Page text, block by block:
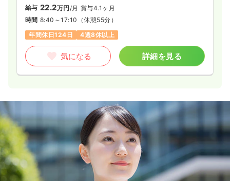
給与 22.2万円 /月 賞与4.1ヶ月
時間 8:40～17:10 （休憩55分）
年間休日124日
4週8休以上
気になる 詳細を見る